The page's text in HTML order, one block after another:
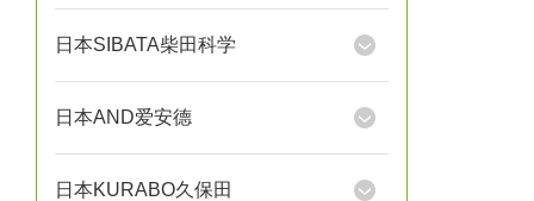
日本SIBATA柴田科学
日本AND爱安德
日本KURABO久保田